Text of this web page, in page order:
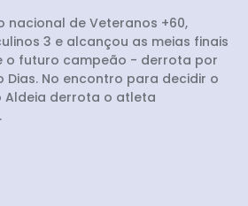
nacional de Veteranos +60,
3 e alcançou as meias finais
o futuro campeão - derrota por
Dias. No encontro para decidir o
Aldeia derrota o atleta